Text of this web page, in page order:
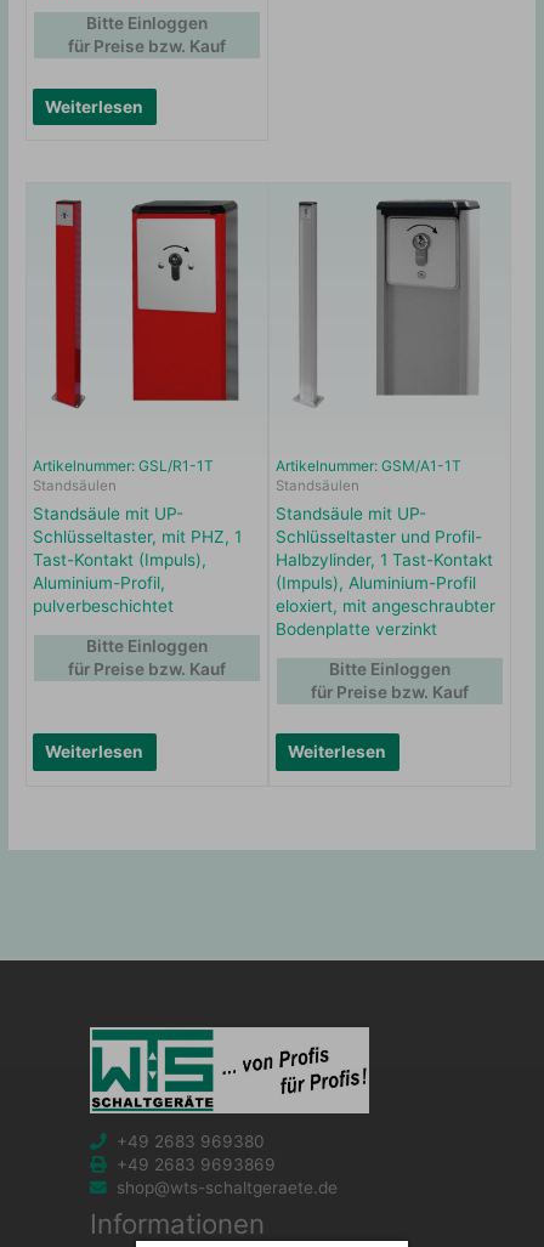
Weiterlesen
Bitte Einloggen
für Preise bzw. Kauf
Artikelnummer: GSL/R1-1T
Standsäulen
Standsäule mit UP-
Schlüsseltaster, mit PHZ, 1
Tast-Kontakt (Impuls),
Aluminium-Profil,
pulverbeschichtet
Weiterlesen
Bitte Einloggen
für Preise bzw. Kauf
Artikelnummer: GSM/A1-1T
Standsäulen
Standsäule mit UP-
Schlüsseltaster und Profil-
Halbzylinder, 1 Tast-Kontakt
(Impuls), Aluminium-Profil
eloxiert, mit angeschraubter
Bodenplatte verzinkt
Weiterlesen
Bitte Einloggen
für Preise bzw. Kauf
+49 2683 969380
+49 2683 9693869
shop@wts-schaltgeraete.de
Informationen